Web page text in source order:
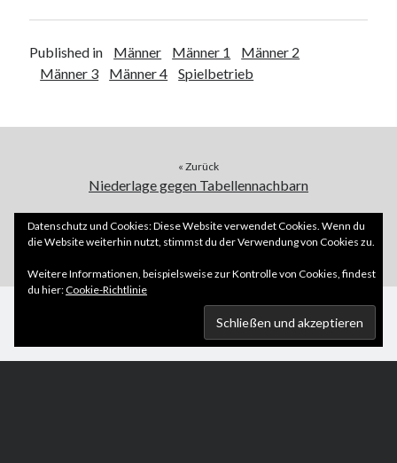
Published in Männer Männer 1
Männer 2
Männer 3
Männer 4 Spielbetrieb
« Zurück
Niederlage gegen Tabellennachbarn
Weiter »
KV erkämpft Derbysieg
Datenschutz und Cookies: Diese Website verwendet Cookies. Wenn du
die Website weiterhin nutzt, stimmst du der Verwendung von Cookies zu.
Weitere Informationen, beispielsweise zur Kontrolle von Cookies, findest
du hier:Cookie-Richtlinie